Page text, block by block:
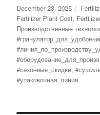
Posted
on
December 23, 2025
Fertilizer Plant Cost,
Производственные
#сезонные_скидки,
#упаковочная_линия